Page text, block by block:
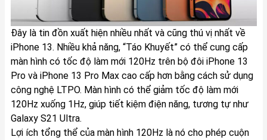
Đây là tin đồn xuất hiện nhiều nhất và cũng thú vị nhất về
iPhone 13. Nhiều khả năng, “Táo Khuyết” có thể cung cấp
màn hình có tốc độ làm mới 120Hz trên bộ đôi iPhone 13
Provà iPhone 13 Pro Max cao cấp hơn bằng cách sử dụng
công nghệ LTPO. Màn hình có thể giảm tốc độ làm mới
120Hz xuống 1Hz, giúp tiết kiệm điện năng, tương tự như
Galaxy S21 Ultra.
Lợi ích tổng thể của màn hình 120Hz là nó cho phép cuộn